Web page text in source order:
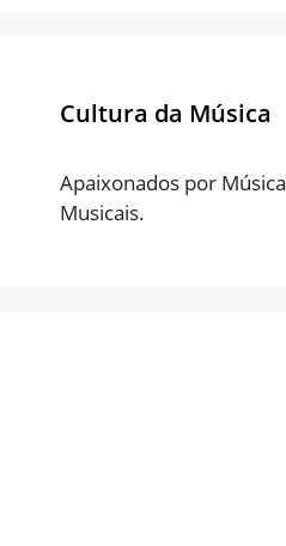
Cultura da Música
Apaixonados por
Musicais.